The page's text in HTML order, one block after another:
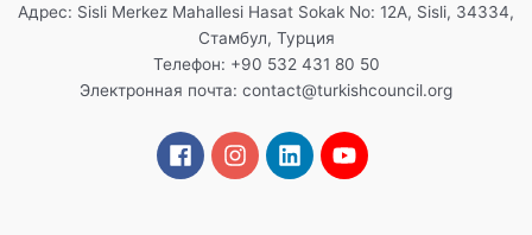
Адрес: Sisli Merkez Mahallesi Hasat Sokak No: 12A, Sisli, 34334,
Стамбул, Турция
Телефон: +90 532 431 80 50
Электронная почта: contact@turkishcouncil.org